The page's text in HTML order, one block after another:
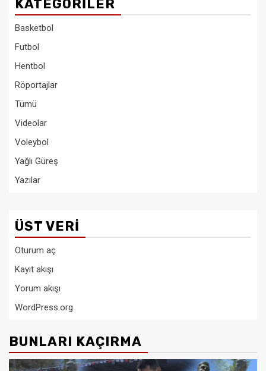
KATEGORILER
Basketbol
Futbol
Hentbol
Röportajlar
Tümü
Videolar
Voleybol
Yağlı Güreş
Yazılar
ÜST VERI
Oturum aç
Kayıt akışı
Yorum akışı
WordPress.org
BUNLARI KAÇIRMA